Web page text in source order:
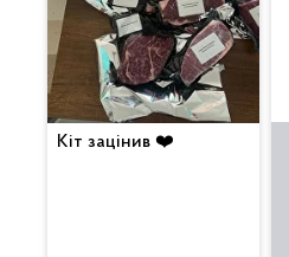
Кіт зацінив ❤️